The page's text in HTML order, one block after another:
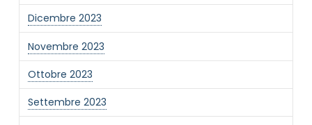
Dicembre 2023
Novembre 2023
Ottobre 2023
Settembre 2023
Invia